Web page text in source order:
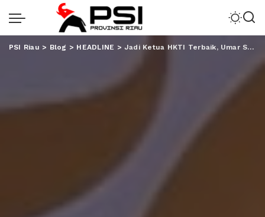
PSI Riau > Blog > HEADLINE >Jadi Ketua HKTI Terbaik, Umar Sabet Penghargaan